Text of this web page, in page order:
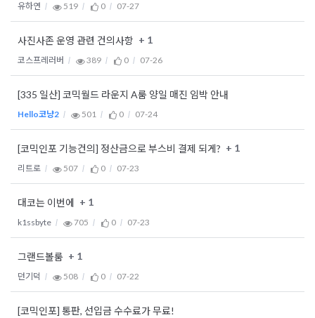
유하연 519 0 07-27
사진사존 운영 관련 건의사항 + 1
코스프레러버 389 0 07-26
[335 일산] 코믹월드 라운지 A룸 양일 매진 임박 안내
Hello코냥2 501 0 07-24
[코믹인포 기능건의] 정산금으로 부스비 결제 되게? + 1
리트로 507 0 07-23
대코는 이번에 + 1
k1ssbyte 705 0 07-23
그랜드볼룸 + 1
던기덕 508 0 07-22
[코믹인포] 통판, 선입금 수수료가 무료!